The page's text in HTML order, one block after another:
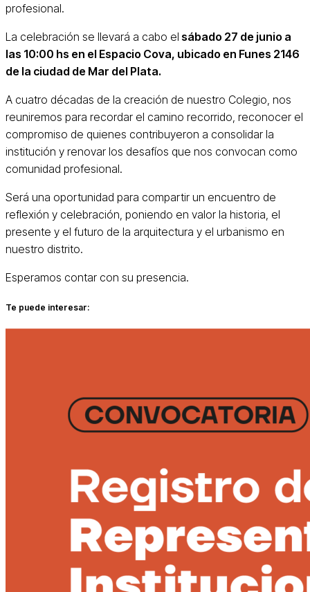
profesional.
La celebración se llevará a cabo el sábado 27 de junio a
las 10:00 hs en el Espacio Cova, ubicado en Funes 2146
de la ciudad de Mar del Plata.
A cuatro décadas de la creación de nuestro Colegio, nos
reuniremos para recordar el camino recorrido, reconocer el
compromiso de quienes contribuyeron a consolidar la
institución y renovar los desafíos que nos convocan como
comunidad profesional.
Será una oportunidad para compartir un encuentro de
reflexión y celebración, poniendo en valor la historia, el
presente y el futuro de la arquitectura y el urbanismo en
nuestro distrito.
Esperamos contar con su presencia.
Te puede interesar: